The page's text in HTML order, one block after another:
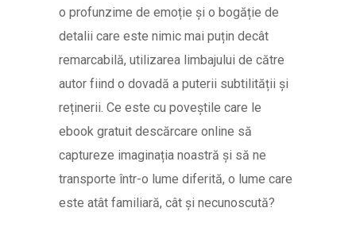
o profunzime de emoție și o bogăție de
detalii care este nimic mai puțin decât
remarcabilă, utilizarea limbajului de către
autor fiind o dovadă a puterii subtilității și
reținerii. Ce este cu poveștile care le
ebook gratuit descărcare online să
captureze imaginația noastră și să ne
transporte într-o lume diferită, o lume care
este atât familiară, cât și necunoscută?